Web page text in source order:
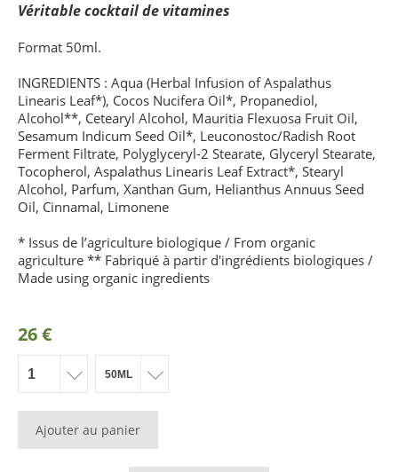
Véritable cocktail de vitamines
Format 50ml.
INGREDIENTS : Aqua (Herbal Infusion of Aspalathus
Linearis Leaf*), Cocos Nucifera Oil*, Propanediol,
Alcohol**, Cetearyl Alcohol, Mauritia Flexuosa Fruit Oil,
Sesamum Indicum Seed Oil*, Leuconostoc/Radish Root
Ferment Filtrate, Polyglyceryl-2 Stearate, Glyceryl Stearate,
Tocopherol, Aspalathus Linearis Leaf Extract*, Stearyl
Alcohol, Parfum, Xanthan Gum, Helianthus Annuus Seed
Oil, Cinnamal, Limonene
* Issus de l’agriculture biologique / From organic
agriculture ** Fabriqué à partir d'ingrédients biologiques /
Made using organic ingredients
26 €
Ajouter au panier